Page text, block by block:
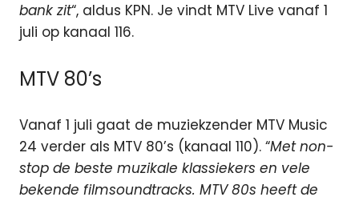
bank zit“, aldus KPN. Je vindt MTV Live vanaf 1
juli op kanaal 116.
MTV 80’s
Vanaf 1 juli gaat de muziekzender MTV Music
24 verder als MTV 80’s (kanaal 110). “Met non-
stop de beste muzikale klassiekers en vele
bekende filmsoundtracks. MTV 80s heeft de